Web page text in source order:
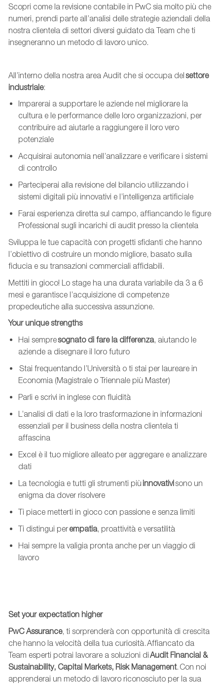
Scopri come la revisione contabile in PwC sia molto più che
numeri, prendi parte all’analisi delle strategie aziendali della
nostra clientela di settori diversi guidato da Team che ti
insegneranno un metodo di lavoro unico.
All’interno della nostra area Audit che si occupa delsettore
industriale:
Imparerai a supportare le aziende nel migliorare la
cultura e le performance delle loro organizzazioni, per
contribuire ad aiutarle a raggiungere il loro vero
potenziale
Acquisirai autonomia nell’analizzare e verificare i sistemi
di controllo
Parteciperai alla revisione del bilancio utilizzando i
sistemi digitali più innovativi e l’intelligenza artificiale
Farai esperienza diretta sul campo, affiancando le figure
Professional sugli incarichi di audit presso la clientela
Sviluppa le tue capacità con progetti sfidanti che hanno
l’obiettivo di costruire un mondo migliore, basato sulla
fiducia e su transazioni commerciali affidabili.
Mettiti in gioco! Lo stage ha una durata variabile da 3 a 6
mesi e garantisce l’acquisizione di competenze
propedeutiche alla successiva assunzione.
Your unique strengths
Hai sempresognato di fare la differenza, aiutando le
aziende a disegnare il loro futuro
Stai frequentando l’Università o ti stai per laureare in
Economia (Magistrale o Triennale più Master)
Parli e scrivi in inglese con fluidità
L’analisi di dati e la loro trasformazione in informazioni
essenziali per il business della nostra clientela ti
affascina
Excel è il tuo migliore alleato per aggregare e analizzare
dati
La tecnologia e tutti gli strumenti più innovativisono un
enigma da dover risolvere
Ti piace metterti in gioco con passione e senza limiti
Ti distingui perempatia, proattività e versatilità
Hai sempre la valigia pronta anche per un viaggio di
lavoro
Setyour expectation higher
PwC Assurance, ti sorprenderà con opportunità di crescita
che hanno la velocità della tua curiosità. Affiancato da
Team esperti potrai lavorare a soluzioni diAudit Financial &
Sustainability, Capital Markets, Risk Management. Con noi
apprenderai un metodo di lavoro riconosciuto per la sua